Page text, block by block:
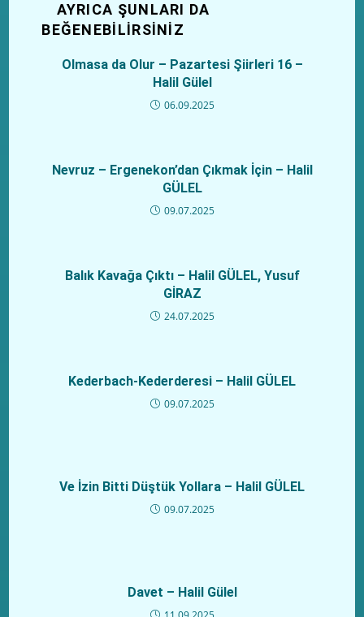
AYRICA ŞUNLARI DA
BEĞENEBILIRSINIZ
Olmasa da Olur – Pazartesi Şiirleri 16 –
Halil Gülel
06.09.2025
Nevruz – Ergenekon’dan Çıkmak İçin – Halil
GÜLEL
09.07.2025
Balık Kavağa Çıktı – Halil GÜLEL, Yusuf
GİRAZ
24.07.2025
Kederbach-Kederderesi – Halil GÜLEL
09.07.2025
Ve İzin Bitti Düştük Yollara – Halil GÜLEL
09.07.2025
Davet – Halil Gülel